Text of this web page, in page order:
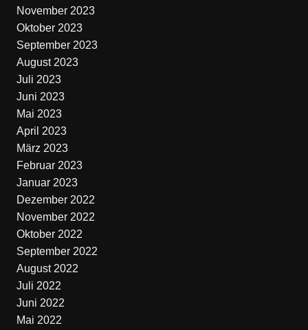
November 2023
Oktober 2023
September 2023
August 2023
Juli 2023
Juni 2023
Mai 2023
April 2023
März 2023
Februar 2023
Januar 2023
Dezember 2022
November 2022
Oktober 2022
September 2022
August 2022
Juli 2022
Juni 2022
Mai 2022